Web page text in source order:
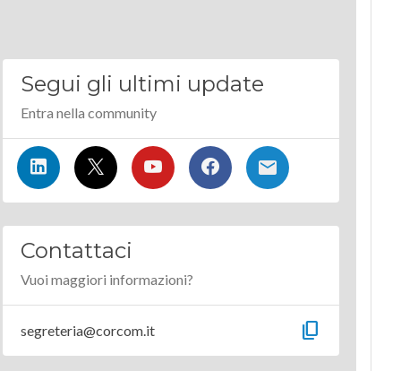
Segui gli ultimi update
Entra nella community
Contattaci
Vuoi maggiori informazioni?
segreteria@corcom.it content_copy